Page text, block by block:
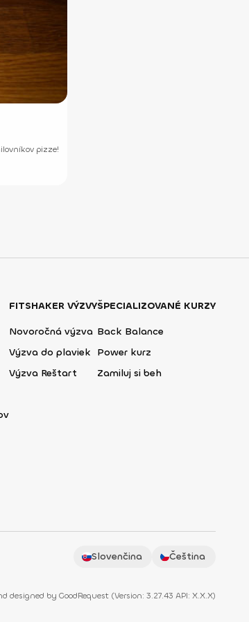
pizze!
FITSHAKER VÝZVY
Novoročná výzva
Výzva do plaviek
Výzva Reštart
ŠPECIALIZOVANÉ KURZY
Back Balance
Power kurz
Zamiluj si beh
Slovenčina Čeština
designed by GoodRequest (Version: 3.27.43 API: X.X.X)